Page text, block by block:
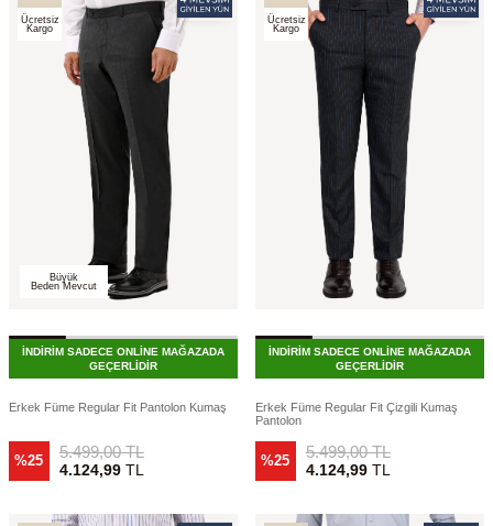
Ücretsiz
Kargo
Büyük
Beden Mevcut
İNDİRİM SADECE ONLİNE MAĞAZADA
GEÇERLİDİR
Erkek Füme Regular Fit Pantolon Kumaş
%25 5.499,00TL
4.124,99TL
Ücretsiz
Kargo
İNDİRİM SADECE ONLİNE MAĞAZADA
GEÇERLİDİR
Erkek Füme Regular Fit Çizgili Kumaş
Pantolon
%25 5.499,00TL
4.124,99TL